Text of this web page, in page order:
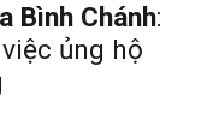
Bình Chánh:
ủng hộ